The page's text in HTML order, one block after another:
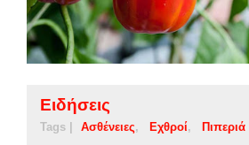
Ειδήσεις
Tags | Ασθένειες Εχθροί Πιπεριά